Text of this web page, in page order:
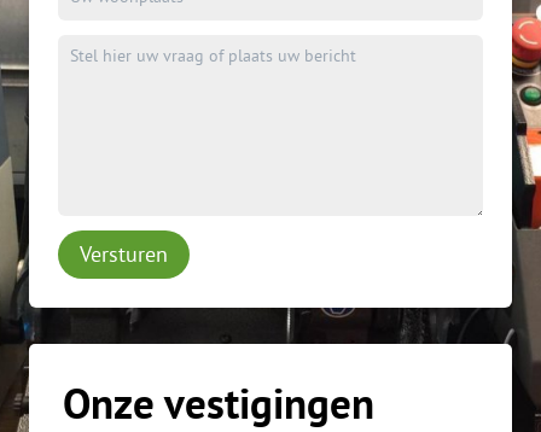
Versturen
Onze vestigingen